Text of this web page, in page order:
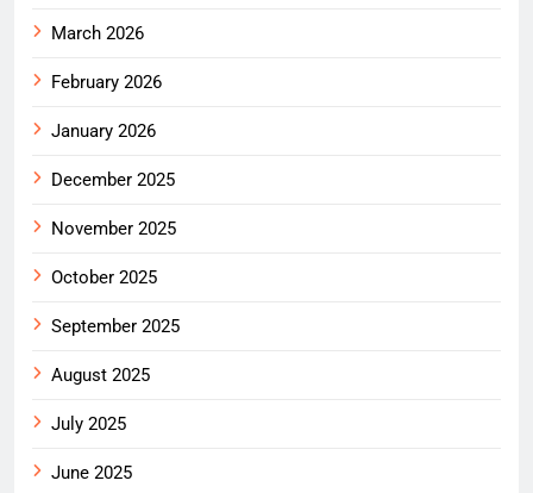
March 2026
February 2026
January 2026
December 2025
November 2025
October 2025
September 2025
August 2025
July 2025
June 2025